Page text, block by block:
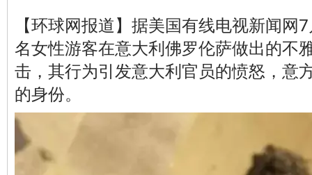
【环球网报道】据美国有线电视新闻网
名女性游客在意大利佛罗伦萨做出的不
击，其行为引发意大利官员的愤怒，意
的身份。